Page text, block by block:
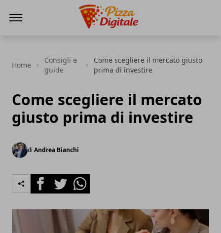
Home
Consigli e
guide
Come scegliere il mercato giusto
prima di investire
Come scegliere il mercato
giusto prima di investire
di Andrea Bianchi
FacebookTwitterWhatsapp